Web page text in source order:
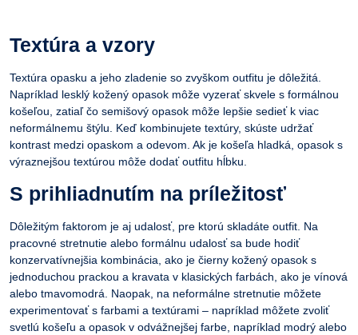
Textúra a vzory
Textúra opasku a jeho zladenie so zvyškom outfitu je dôležitá.
Napríklad lesklý kožený opasok môže vyzerať skvele s formálnou
košeľou, zatiaľ čo semišový opasok môže lepšie sedieť k viac
neformálnemu štýlu. Keď kombinujete textúry, skúste udržať
kontrast medzi opaskom a odevom. Ak je košeľa hladká, opasok s
výraznejšou textúrou môže dodať outfitu hĺbku.
S prihliadnutím na príležitosť
Dôležitým faktorom je aj udalosť, pre ktorú skladáte outfit. Na
pracovné stretnutie alebo formálnu udalosť sa bude hodiť
konzervatívnejšia kombinácia, ako je čierny kožený opasok s
jednoduchou prackou a kravata v klasických farbách, ako je vínová
alebo tmavomodrá. Naopak, na neformálne stretnutie môžete
experimentovať s farbami a textúrami – napríklad môžete zvoliť
svetlú košeľu a opasok v odvážnejšej farbe, napríklad modrý alebo